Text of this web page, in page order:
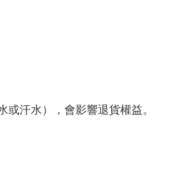
汗水），會影響退貨權益。